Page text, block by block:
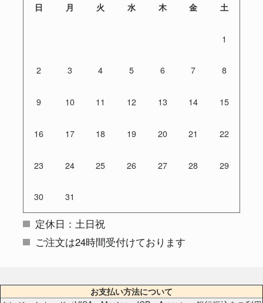
日 月 火 水 木 金 土
1
2 3 4 5 6 7 8
9 10 11 12 13 14 15
16 17 18 19 20 21 22
23 24 25 26 27 28 29
30 31
定休日：土日祝
ご注文は24時間受付けております
お支払い方法について